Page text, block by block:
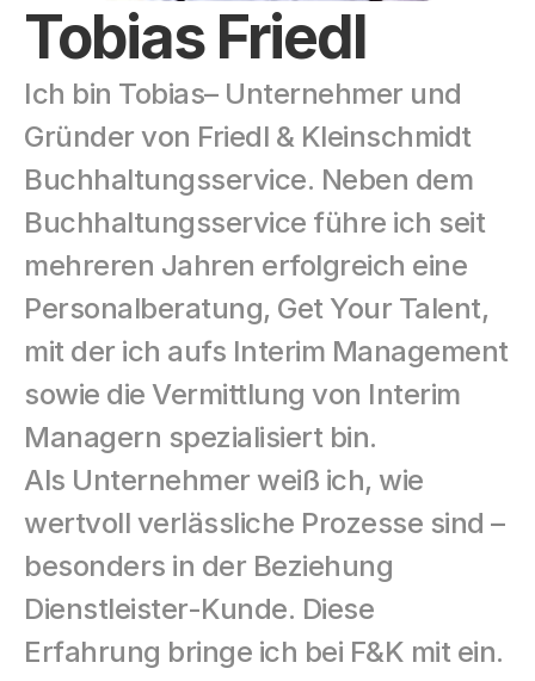
Tobias Friedl
Ich bin Tobias– Unternehmer und
Gründer von Friedl & Kleinschmidt
Buchhaltungsservice. Neben dem
Buchhaltungsservice führe ich seit
mehreren Jahren erfolgreich eine
Personalberatung, Get Your Talent,
mit der ich aufs Interim Management
sowie die Vermittlung von Interim
Managern spezialisiert bin.
Als Unternehmer weiß ich, wie
wertvoll verlässliche Prozesse sind –
besonders in der Beziehung
Dienstleister-Kunde. Diese
Erfahrung bringe ich bei F&K mit ein.